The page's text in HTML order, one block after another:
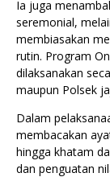
Ia juga
seremonial,
membiasakan
rutin. Program
dilaksanakan
maupun Polsek
Dalam
membacakan
hingga khatam
dan penguatan